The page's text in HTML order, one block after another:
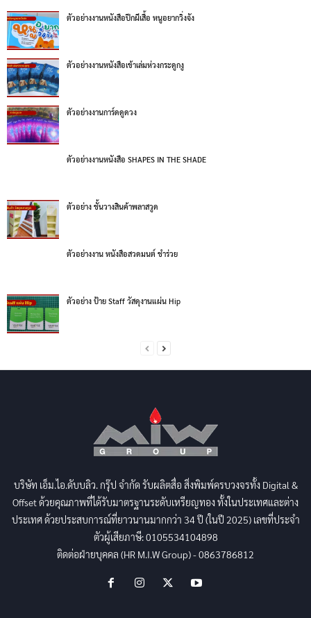
ตัวอย่างงานหนังสือปีกผีเสื้อ หนูอยากวิ่งจัง
ตัวอย่างงานหนังสือเข้าเล่มห่วงกระดูกงู
ตัวอย่างงานการ์ดดูดวง
ตัวอย่างงานหนังสือ SHAPES IN THE SHADE
ตัวอย่าง ชั้นวางสินค้าพลาสวูด
ตัวอย่างงาน หนังสือสวดมนต์ ชำร่วย
ตัวอย่าง ป้าย Staff วัสดุงานแผ่น Hip
บริษัท เอ็ม.ไอ.ดับบลิว. กรุ๊ป จำกัด รับผลิตสื่อ สิ่งพิมพ์ครบวงจรทั้ง Digital &
Offset ด้วยคุณภาพที่ได้รับมาตรฐานระดับเหรียญทอง ทั้งในประเทศและต่าง
ประเทศ ด้วยประสบการณ์ที่ยาวนานมากกว่า 34 ปี (ในปี 2025) เลขที่ประจำ
ตัวผู้เสียภาษี: 0105534104898
ติดต่อฝ่ายบุคคล (HR M.I.W Group) - 0863786812